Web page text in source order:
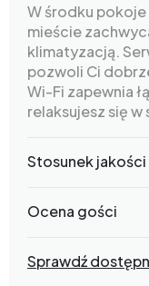
W środku pokoje
mieście
klimatyzacją.
pozwoli Ci
Wi-Fi zapewnia
relaksujesz się w
Stosunek
Ocena gości
Sprawdź